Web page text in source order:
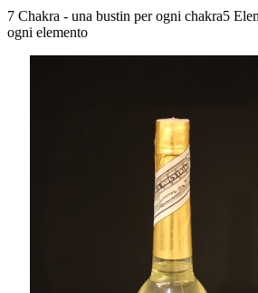
7 Chakra - una bustin per ogni chakra5
ogni elemento